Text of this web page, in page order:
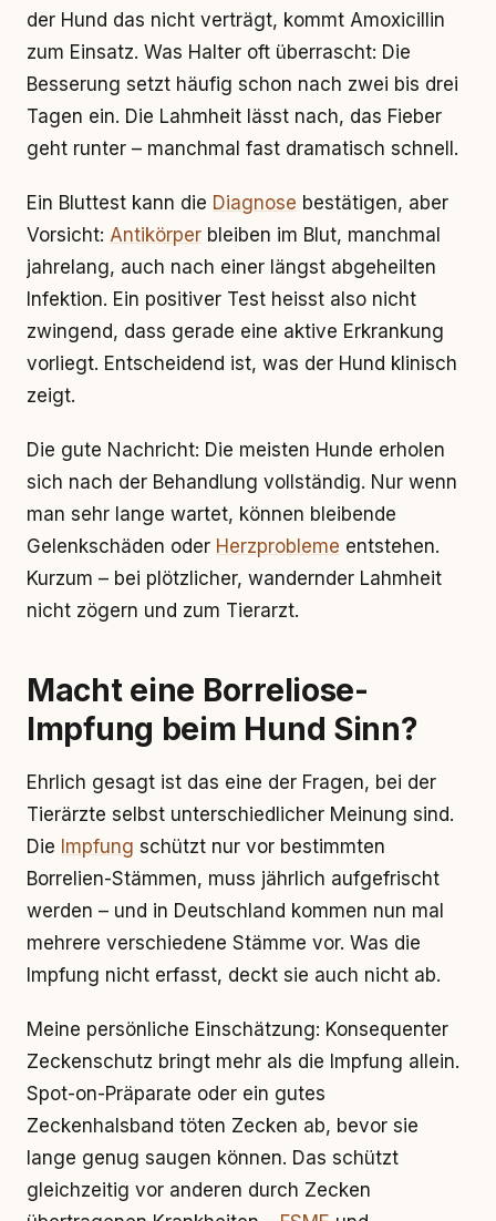
der Hund das nicht verträgt, kommt Amoxicillin
zum Einsatz. Was Halter oft überrascht: Die
Besserung setzt häufig schon nach zwei bis drei
Tagen ein. Die Lahmheit lässt nach, das Fieber
geht runter – manchmal fast dramatisch schnell.
Ein Bluttest kann die Diagnose bestätigen, aber
Vorsicht: Antikörper bleiben im Blut, manchmal
jahrelang, auch nach einer längst abgeheilten
Infektion. Ein positiver Test heisst also nicht
zwingend, dass gerade eine aktive Erkrankung
vorliegt. Entscheidend ist, was der Hund klinisch
zeigt.
Die gute Nachricht: Die meisten Hunde erholen
sich nach der Behandlung vollständig. Nur wenn
man sehr lange wartet, können bleibende
Gelenkschäden oder Herzprobleme entstehen.
Kurzum – bei plötzlicher, wandernder Lahmheit
nicht zögern und zum Tierarzt.
Macht eine Borreliose-
Impfung beim Hund Sinn?
Ehrlich gesagt ist das eine der Fragen, bei der
Tierärzte selbst unterschiedlicher Meinung sind.
Die Impfung schützt nur vor bestimmten
Borrelien-Stämmen, muss jährlich aufgefrischt
werden – und in Deutschland kommen nun mal
mehrere verschiedene Stämme vor. Was die
Impfung nicht erfasst, deckt sie auch nicht ab.
Meine persönliche Einschätzung: Konsequenter
Zeckenschutz bringt mehr als die Impfung allein.
Spot-on-Präparate oder ein gutes
Zeckenhalsband töten Zecken ab, bevor sie
lange genug saugen können. Das schützt
gleichzeitig vor anderen durch Zecken